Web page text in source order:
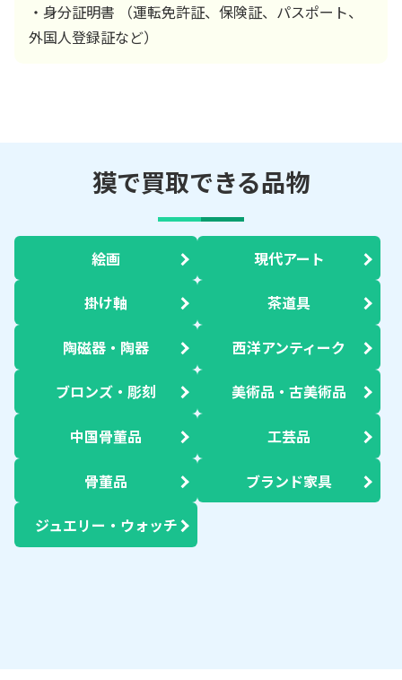
・身分証明書 （運転免許証、保険証、パスポート、
外国人登録証など）
獏で買取できる品物
絵画 現代アート
掛け軸 茶道具
陶磁器・陶器 西洋アンティーク
ブロンズ・彫刻 美術品・古美術品
中国骨董品 工芸品
骨董品 ブランド家具
ジュエリー・ウォッチ